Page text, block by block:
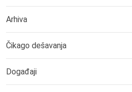
Arhiva
Čikago dešavanja
Događaji